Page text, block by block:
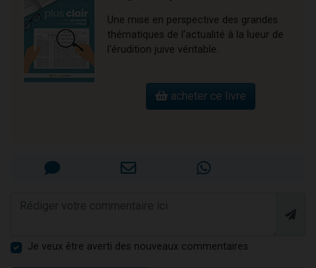
Une mise en perspective des grandes
thématiques de l'actualité à la lueur de
l'érudition juive véritable.
acheter ce livre
Je veux être averti des nouveaux commentaires